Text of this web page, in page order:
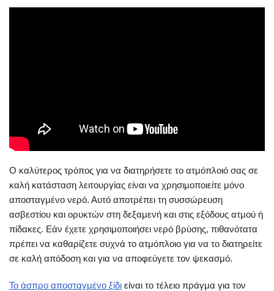
Ο καλύτερος τρόπος για να διατηρήσετε το ατμόπλοιό σας σε
καλή κατάσταση λειτουργίας είναι να χρησιμοποιείτε μόνο
αποσταγμένο νερό. Αυτό αποτρέπει τη συσσώρευση
ασβεστίου και ορυκτών στη δεξαμενή και στις εξόδους ατμού ή
πίδακες. Εάν έχετε χρησιμοποιήσει νερό βρύσης, πιθανότατα
πρέπει να καθαρίζετε συχνά το ατμόπλοιο για να το διατηρείτε
σε καλή απόδοση και για να αποφεύγετε τον ψεκασμό.
Το άσπρο αποσταγμένο ξίδι είναι το τέλειο πράγμα για τον